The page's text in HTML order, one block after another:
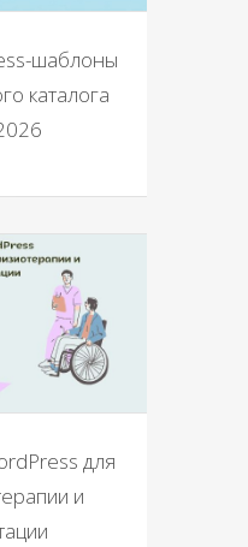
шаблоны
каталога
для
и